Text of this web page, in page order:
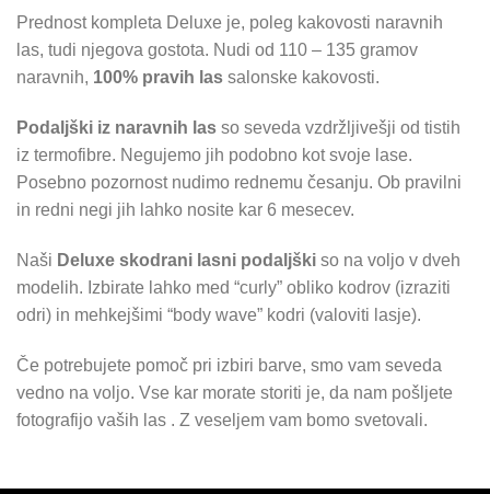
Prednost kompleta Deluxe je, poleg kakovosti naravnih
las, tudi njegova gostota. Nudi od 110 – 135 gramov
naravnih, 100% pravih las salonske kakovosti.
Podaljški iz naravnih las so seveda vzdržljivešji od tistih
iz termofibre. Negujemo jih podobno kot svoje lase.
Posebno pozornost nudimo rednemu česanju. Ob pravilni
in redni negi jih lahko nosite kar 6 mesecev.
Naši Deluxe skodrani lasni podaljški so na voljo v dveh
modelih. Izbirate lahko med “curly” obliko kodrov (izraziti
odri) in mehkejšimi “body wave” kodri (valoviti lasje).
Če potrebujete pomoč pri izbiri barve, smo vam seveda
vedno na voljo. Vse kar morate storiti je, da nam pošljete
fotografijo vaših las . Z veseljem vam bomo svetovali.